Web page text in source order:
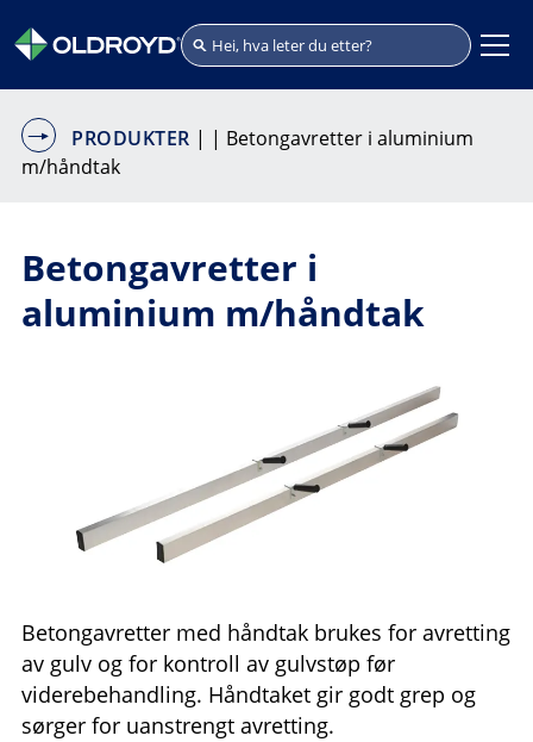
PRODUKTER | | Betongavretter i aluminium
m/håndtak
Betongavretter i
aluminium m/håndtak
Betongavretter med håndtak brukes for avretting
av gulv og for kontroll av gulvstøp før
viderebehandling. Håndtaket gir godt grep og
sørger for uanstrengt avretting.